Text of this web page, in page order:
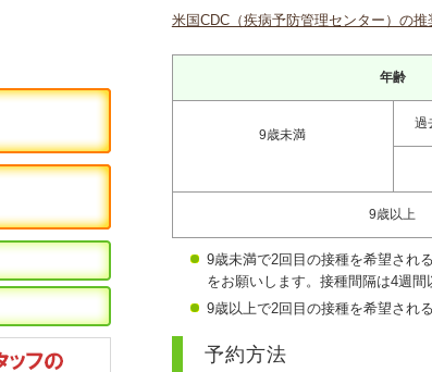
米国CDC（疾病予防管理センター）の推
年齢
9歳未満
過
9歳以上
9歳未満で2回目の接種を希望され
をお願いします。接種間隔は4週間
9歳以上で2回目の接種を希望され
予約方法